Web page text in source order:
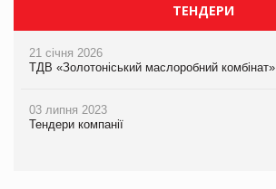
ТЕНДЕРИ
21 січня 2026
ТДВ «Золотоніський маслоробний комбінат»
03 липня 2023
Тендери компанії